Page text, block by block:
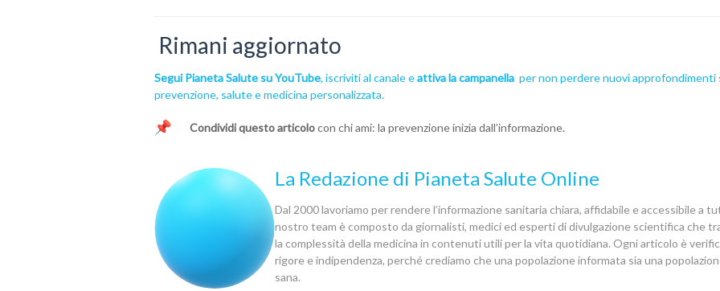
Rimani aggiornato
Segui Pianeta Salute su YouTube, iscriviti al canale eattiva la campanella per non perdere nuovi approfondimenti
prevenzione, salute e medicina personalizzata.
Condividi questo articolocon chi ami: la prevenzione inizia dall’informazione.
La Redazione di Pianeta Salute Online
Dal 2000 lavoriamo per rendere l’informazione sanitaria chiara, affidabile e accessibile a
nostro team è composto da giornalisti, medici ed esperti di divulgazione scientifica che
la complessità della medicina in contenuti utili per la vita quotidiana. Ogni articolo è
rigore e indipendenza, perché crediamo che una popolazione informata sia una
sana.